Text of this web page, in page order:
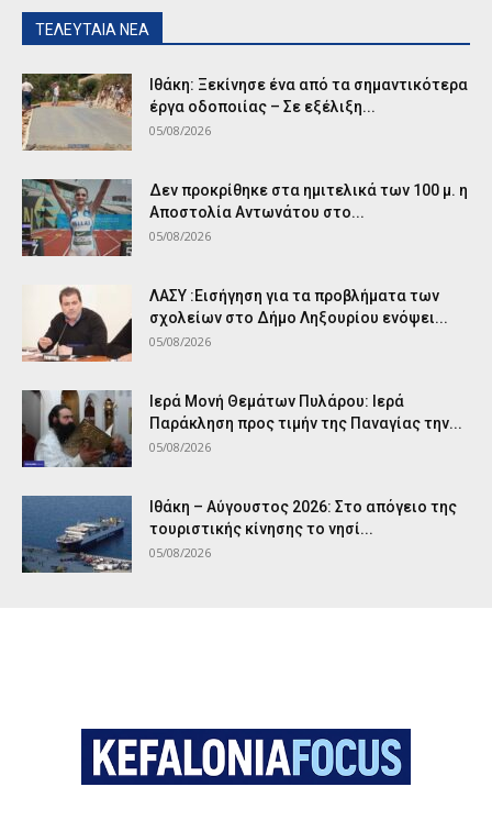
ΤΕΛΕΥΤΑΙΑ ΝΕΑ
Ιθάκη: Ξεκίνησε ένα από τα σημαντικότερα
έργα οδοποιίας – Σε εξέλιξη...
05/08/2026
Δεν προκρίθηκε στα ημιτελικά των 100 μ. η
Αποστολία Αντωνάτου στο...
05/08/2026
ΛΑΣΥ :Εισήγηση για τα προβλήματα των
σχολείων στο Δήμο Ληξουρίου ενόψει...
05/08/2026
Ιερά Μονή Θεμάτων Πυλάρου: Ιερά
Παράκληση προς τιμήν της Παναγίας την...
05/08/2026
Ιθάκη – Αύγουστος 2026: Στο απόγειο της
τουριστικής κίνησης το νησί...
05/08/2026